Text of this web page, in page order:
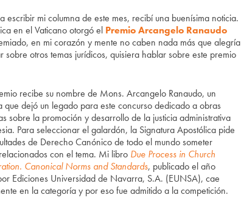
mi columna de este mes, recibí una buenísima noticia.
en el Vaticano otorgó el Premio Arcangelo Ranaudo
en mi corazón y mente no caben nada más que alegría
otros temas jurídicos, quisiera hablar sobre este premio
recibe su nombre de Mons. Arcangelo Ranaudo, un
que dejó un legado para este concurso dedicado a obras
sobre la promoción y desarrollo de la justicia administrativa
Para seleccionar el galardón, la Signatura Apostólica pide
de Derecho Canónico de todo el mundo someter
con el tema. Mi libro Due Process in Church
Canonical Norms and Standards, publicado el año
Ediciones Universidad de Navarra, S.A. (EUNSA), cae
en la categoría y por eso fue admitido a la competición.